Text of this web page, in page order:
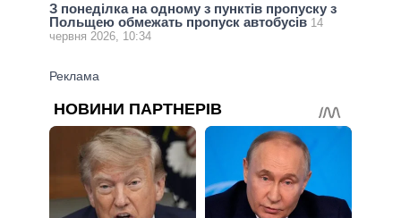
З понеділка на одному з пунктів пропуску з
Польщею обмежать пропуск автобусів 14
червня 2026, 10:34